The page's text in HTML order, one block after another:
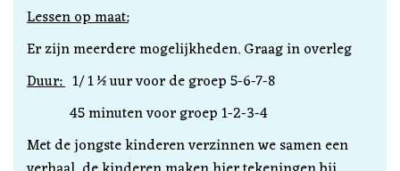
Lessen op maat:
Er zijn meerdere mogelijkheden. Graag in overleg
Duur: 1/ 1 ½ uur voor de groep 5-6-7-8
45 minuten voor groep 1-2-3-4
Met de jongste kinderen verzinnen we samen een